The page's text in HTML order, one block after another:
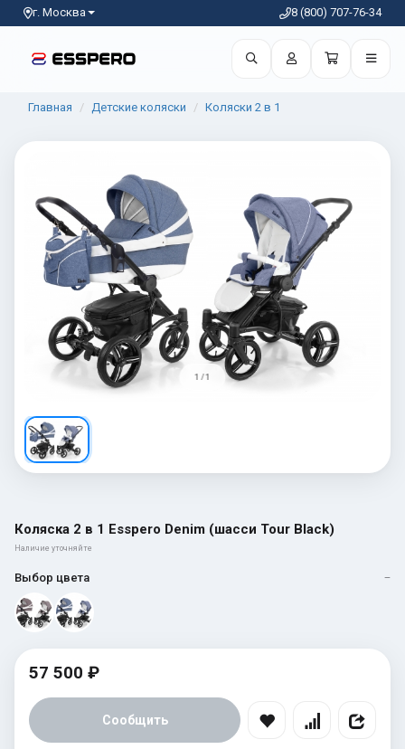
г. Москва 8 (800) 707-76-34
Главная Детские коляски Коляски 2 в 1
1 / 1
Коляска 2 в 1 Esspero Denim (шасси Tour Black)
Наличие уточняйте
Выбор цвета —
57 500 ₽
Сообщить